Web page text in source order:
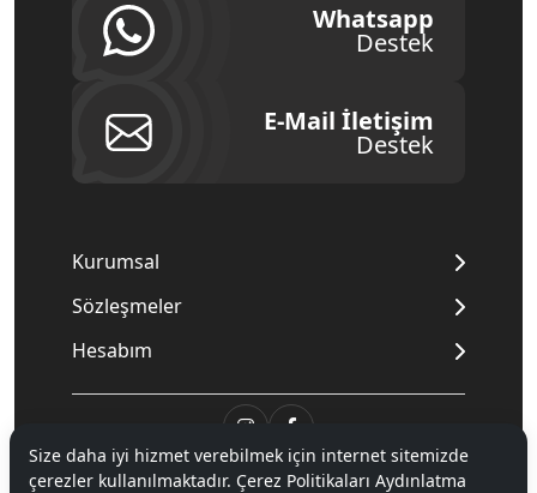
Whatsapp
Destek
E-Mail İletişim
Destek
Kurumsal
Sözleşmeler
Hesabım
© 2020Mnpc. Tüm hakları saklıdır.
Size daha iyi hizmet verebilmek için internet sitemizde
çerezler kullanılmaktadır. Çerez Politikaları Aydınlatma